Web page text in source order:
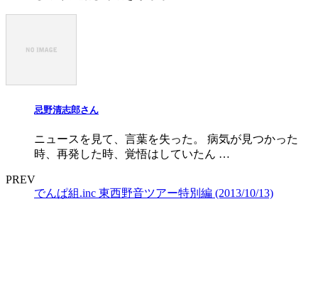
忌野清志郎さん
ニュースを見て、言葉を失った。 病気が見つかった
時、再発した時、覚悟はしていたん …
PREV
でんぱ組.inc 東西野音ツアー特別編 (2013/10/13)